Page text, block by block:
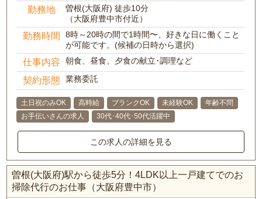
勤務地
曽根(大阪府) 徒歩10分
（大阪府豊中市付近）
勤務時間
8時～20時の間で1時間〜、好きな日に働くこと
が可能です。(候補の日時から選択)
仕事内容 朝食、昼食、夕食の献立･調理など
契約形態 業務委託
土日祝のみOK 高時給 ブランクOK 未経験OK
年齢不問
お手伝いさんの求人
30代･40代･50代活躍中
この求人の詳細を見る
曽根(大阪府)駅から徒歩5分！4LDK以上一戸建てでのお
掃除代行のお仕事（大阪府豊中市）